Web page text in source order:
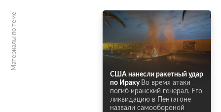
Материалы по теме
США нанесли ракетный удар
по Ираку Во время атаки
погиб иранский генерал. Его
ликвидацию в Пентагоне
назвали самообороной